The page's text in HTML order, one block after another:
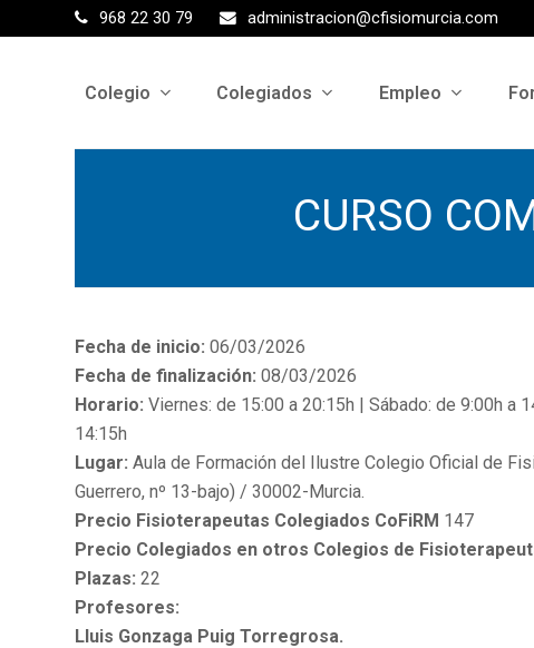
968 22 30 79 administracion@cfisiomurcia.com
Colegio Colegiados Empleo
CURSO
Fecha de inicio: 06/03/2026
Fecha de finalización: 08/03/2026
Horario: Viernes: de 15:00 a 20:15h | Sábado: de 9:00h a
14:15h
Lugar: Aula de Formación del Ilustre Colegio Oficial de
Guerrero, nº 13-bajo) / 30002-Murcia.
Precio Fisioterapeutas Colegiados CoFiRM 147
Precio Colegiados en otros Colegios de
Plazas: 22
Profesores:
Lluis Gonzaga Puig Torregrosa.